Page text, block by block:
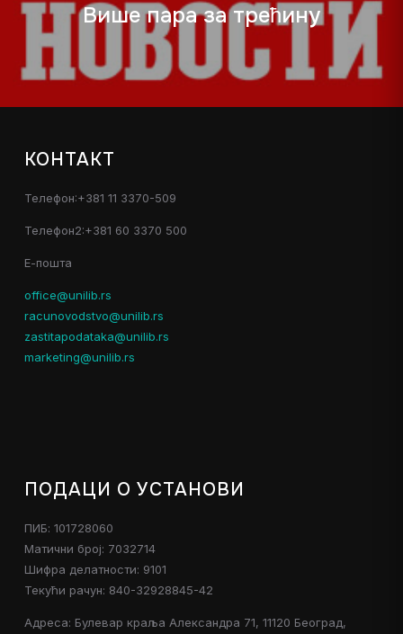
Више пара за трећину
КОНТАКТ
Телефон:+381 11 3370-509
Телефон2:+381 60 3370 500
Е-пошта
office@unilib.rs
racunovodstvo@unilib.rs
zastitapodataka@unilib.rs
marketing@unilib.rs
ПОДАЦИ О УСТАНОВИ
ПИБ: 101728060
Матични број: 7032714
Шифра делатности: 9101
Текући рачун: 840-32928845-42
Адреса: Булевар краља Александра 71, 11120 Београд,